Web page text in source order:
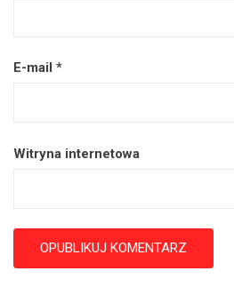
E-mail *
Witryna internetowa